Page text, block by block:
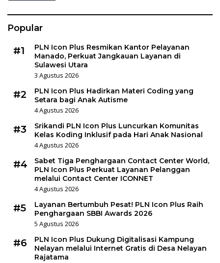
Popular
#1
PLN Icon Plus Resmikan Kantor Pelayanan
Manado, Perkuat Jangkauan Layanan di
Sulawesi Utara
3 Agustus 2026
#2
PLN Icon Plus Hadirkan Materi Coding yang
Setara bagi Anak Autisme
4 Agustus 2026
#3
Srikandi PLN Icon Plus Luncurkan Komunitas
Kelas Koding Inklusif pada Hari Anak Nasional
4 Agustus 2026
#4
Sabet Tiga Penghargaan Contact Center World,
PLN Icon Plus Perkuat Layanan Pelanggan
melalui Contact Center ICONNET
4 Agustus 2026
#5
Layanan Bertumbuh Pesat! PLN Icon Plus Raih
Penghargaan SBBI Awards 2026
5 Agustus 2026
#6
PLN Icon Plus Dukung Digitalisasi Kampung
Nelayan melalui Internet Gratis di Desa Nelayan
Rajatama